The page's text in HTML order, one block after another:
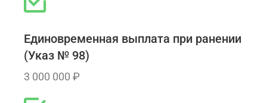
Единовременная выплата при ранении
(Указ № 98)
3 000 000 ₽